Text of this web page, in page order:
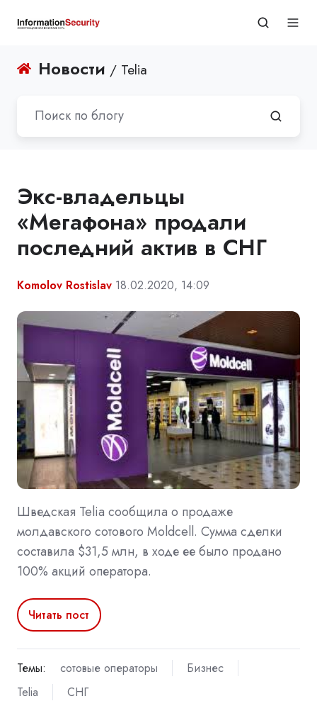
Новости / Telia
Экс-владельцы
«Мегафона» продали
последний актив в СНГ
Komolov Rostislav 18.02.2020, 14:09
Шведская Telia сообщила о продаже
молдавского сотового Moldcell. Сумма сделки
составила $31,5 млн, в ходе ее было продано
100% акций оператора.
Читать пост
Темы: сотовые операторы
Бизнес
Telia
СНГ